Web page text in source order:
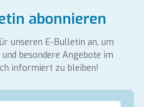
abonnieren
unseren E-Bulletin an, um
besondere Angebote im
informiert zu bleiben!